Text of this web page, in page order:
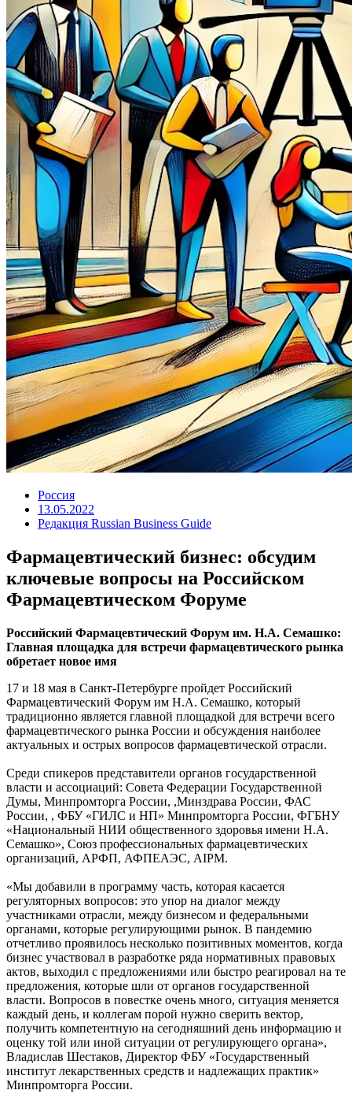
Россия
13.05.2022
Редакция Russian Business Guide
Фармацевтический бизнес: обсудим
ключевые вопросы на Российском
Фармацевтическом Форуме
Российский Фармацевтический Форум им. Н.А. Семашко:
Главная площадка для встречи фармацевтического рынка
обретает новое имя
17 и 18 мая в Санкт-Петербурге пройдет Российский
Фармацевтический Форум им Н.А. Семашко, который
традиционно является главной площадкой для встречи всего
фармацевтического рынка России и обсуждения наиболее
актуальных и острых вопросов фармацевтической отрасли.
Среди спикеров представители органов государственной
власти и ассоциаций: Совета Федерации Государственной
Думы, Минпромторга России, ,Минздрава России, ФАС
России, , ФБУ «ГИЛС и НП» Минпромторга России, ФГБНУ
«Национальный НИИ общественного здоровья имени Н.А.
Семашко», Союз профессиональных фармацевтических
организаций, АРФП, АФПЕАЭС, AIPM.
«Мы добавили в программу часть, которая касается
регуляторных вопросов: это упор на диалог между
участниками отрасли, между бизнесом и федеральными
органами, которые регулирующими рынок. В пандемию
отчетливо проявилось несколько позитивных моментов, когда
бизнес участвовал в разработке ряда нормативных правовых
актов, выходил с предложениями или быстро реагировал на те
предложения, которые шли от органов государственной
власти. Вопросов в повестке очень много, ситуация меняется
каждый день, и коллегам порой нужно сверить вектор,
получить компетентную на сегодняшний день информацию и
оценку той или иной ситуации от регулирующего органа»,
Владислав Шестаков, Директор ФБУ «Государственный
институт лекарственных средств и надлежащих практик»
Минпромторга России.